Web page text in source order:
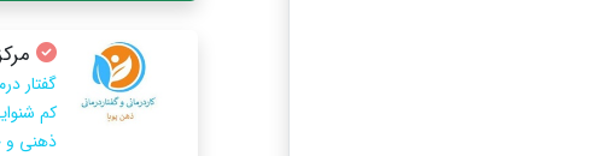
کم
ذهنی و